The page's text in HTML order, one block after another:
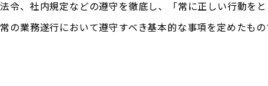
令、社内規定などの遵守を徹底し、「常に正しい行動を
の業務遂行において遵守すべき基本的な事項を定めたも